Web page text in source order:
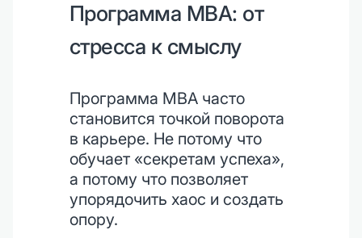
Программа MBA: от
стресса к смыслу
Программа MBA часто
становится точкой поворота
в карьере. Не потому что
обучает «секретам успеха»,
а потому что позволяет
упорядочить хаос и создать
опору.